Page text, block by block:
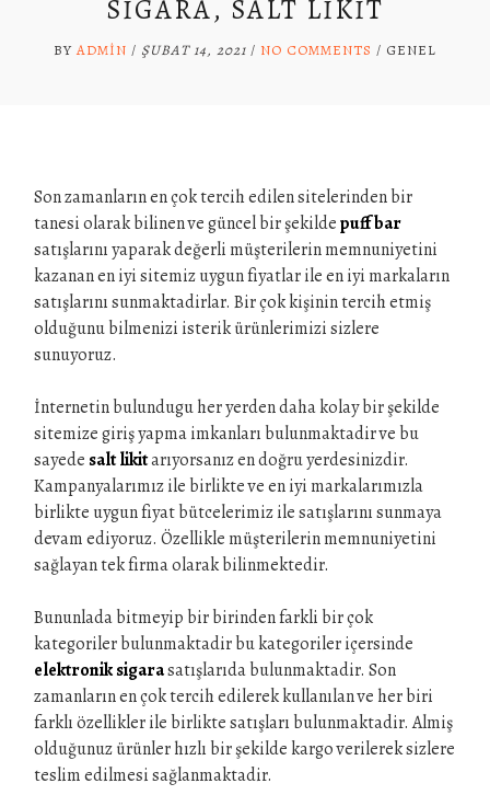
SIGARA, SALT LIKIT
BY ADMIN / ŞUBAT 14, 2021 / NO COMMENTS / GENEL
Son zamanların en çok tercih edilen sitelerinden bir
tanesi olarak bilinen ve güncel bir şekildepuff bar
satışlarını yaparak değerli müşterilerin memnuniyetini
kazanan en iyi sitemiz uygun fiyatlar ile en iyi markaların
satışlarını sunmaktadirlar. Bir çok kişinin tercih etmiş
olduğunu bilmenizi isterik ürünlerimizi sizlere
sunuyoruz.
İnternetin bulundugu her yerden daha kolay bir şekilde
sitemize giriş yapma imkanları bulunmaktadir ve bu
sayede salt likitarıyorsanız en doğru yerdesinizdir.
Kampanyalarımız ile birlikte ve en iyi markalarımızla
birlikte uygun fiyat bütcelerimiz ile satışlarını sunmaya
devam ediyoruz. Özellikle müşterilerin memnuniyetini
sağlayan tek firma olarak bilinmektedir.
Bununlada bitmeyip bir birinden farkli bir çok
kategoriler bulunmaktadir bu kategoriler içersinde
elektronik sigarasatışlarıda bulunmaktadir. Son
zamanların en çok tercih edilerek kullanılan ve her biri
farklı özellikler ile birlikte satışları bulunmaktadir. Almiş
olduğunuz ürünler hızlı bir şekilde kargo verilerek sizlere
teslim edilmesi sağlanmaktadir.